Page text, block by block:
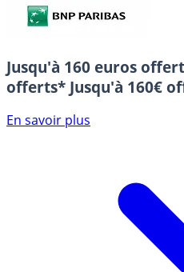
Jusqu'à 160 euros
offerts* Jusqu'à 160€
En savoir plus